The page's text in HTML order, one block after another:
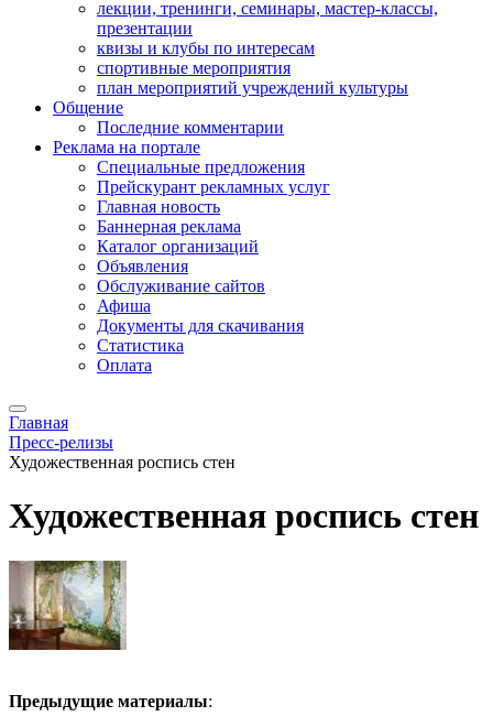
лекции, тренинги, семинары, мастер-классы,
презентации
квизы и клубы по интересам
спортивные мероприятия
план мероприятий учреждений культуры
Общение
Последние комментарии
Реклама на портале
Специальные предложения
Прейскурант рекламных услуг
Главная новость
Баннерная реклама
Каталог организаций
Объявления
Обслуживание сайтов
Афиша
Документы для скачивания
Статистика
Оплата
Главная
Пресс-релизы
Художественная роспись стен
Художественная роспись стен
Предыдущие материалы: